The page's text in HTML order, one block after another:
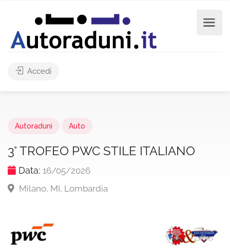
Accedi
Autoraduni Auto
3° TROFEO PWC STILE ITALIANO
Data: 16/05/2026
Milano, MI, Lombardia